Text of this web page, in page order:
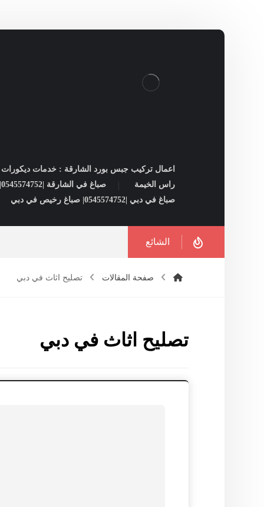
اعمال تركيب جبس بورد الشارقة : خدمات ديكورات
راس الخيمة
صباغ في الشارقة |0545574752| شركات صبغ فى الشارقة
صباغ في دبي |0545574752| صباغ رخيص في دبي
الشائع
صفحة المقالات تصليح اثاث في دبي
تصليح اثاث في دبي